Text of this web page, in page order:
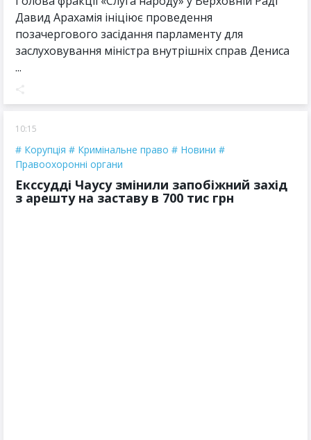
Давид Арахамія ініціює проведення
позачергового засідання парламенту для
заслуховування міністра внутрішніх справ Дениса
...
10:15
Корупція Кримінальне право
Новини
Правоохоронні органи
Екссудді Чаусу змінили запобіжний захід
з арешту на заставу в 700 тис грн